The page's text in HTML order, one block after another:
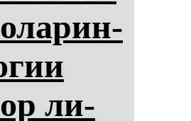
ли­